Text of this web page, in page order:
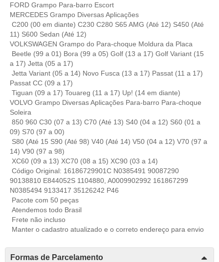
FORD Grampo Para-barro Escort
MERCEDES Grampo Diversas Aplicações
C200 (00 em diante) C230 C280 S65 AMG (Até 12) S450 (Até
11) S600 Sedan (Até 12)
VOLKSWAGEN Grampo do Para-choque Moldura da Placa
Beetle (99 a 01) Bora (99 a 05) Golf (13 a 17) Golf Variant (15
a 17) Jetta (05 a 17)
Jetta Variant (05 a 14) Novo Fusca (13 a 17) Passat (11 a 17)
Passat CC (09 a 17)
Tiguan (09 a 17) Touareg (11 a 17) Up! (14 em diante)
VOLVO Grampo Diversas Aplicações Para-barro Para-choque
Soleira
850 960 C30 (07 a 13) C70 (Até 13) S40 (04 a 12) S60 (01 a
09) S70 (97 a 00)
S80 (Até 15 S90 (Até 98) V40 (Até 14) V50 (04 a 12) V70 (97 a
14) V90 (97 a 98)
XC60 (09 a 13) XC70 (08 a 15) XC90 (03 a 14)
Código Original: 16186729901C N0385491 90087290
90138810 E844052S 1104880, A0009902992 161867299
N0385494 9133417 35126242 P46
Pacote com 50 peças
Atendemos todo Brasil
Frete não incluso
Manter o cadastro atualizado e o correto endereço para envio
Formas de Parcelamento